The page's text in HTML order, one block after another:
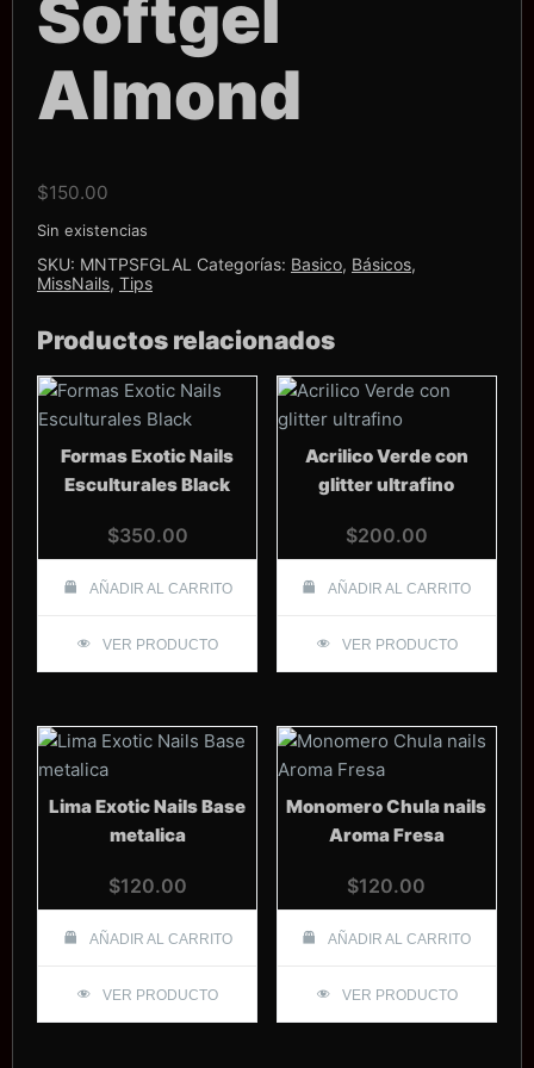
Softgel
Almond
$150.00
Sin existencias
SKU: MNTPSFGLAL Categorías: Basico, Básicos,
MissNails, Tips
Productos relacionados
Formas Exotic Nails
Esculturales Black
$350.00
AÑADIR AL CARRITO
VER PRODUCTO
Acrilico Verde con
glitter ultrafino
$200.00
AÑADIR AL CARRITO
VER PRODUCTO
Lima Exotic Nails Base
metalica
$120.00
AÑADIR AL CARRITO
VER PRODUCTO
Monomero Chula nails
Aroma Fresa
$120.00
AÑADIR AL CARRITO
VER PRODUCTO